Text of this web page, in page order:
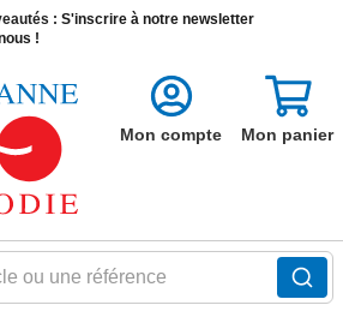
: S'inscrire à notre newsletter
!
ou une référence
Mon compte Mon panier